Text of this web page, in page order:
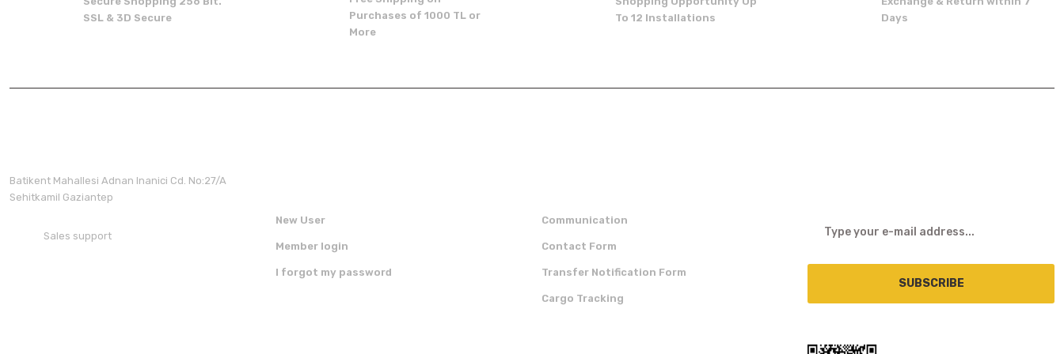
There should be other alternatives to this product.
SSL & 3D Secure
Purchases of 1000 TL or
More
To 12 Installations
Days
Batikent Mahallesi Adnan Inanici Cd. No:27/A
Sehitkamil Gaziantep
Sales support
New User
Member login
I forgot my password
Communication
Contact Form
Transfer Notification Form
Cargo Tracking
SUBSCRIBE